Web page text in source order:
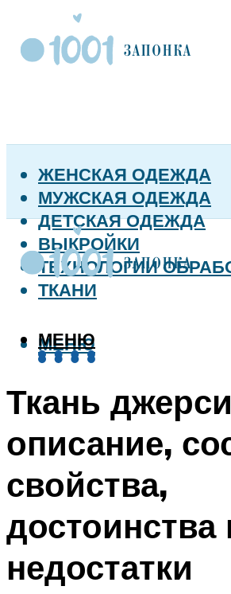
ЖЕНСКАЯ ОДЕЖДА
МУЖСКАЯ ОДЕЖДА
ДЕТСКАЯ ОДЕЖДА
ВЫКРОЙКИ
ТЕХНОЛОГИИ
ТКАНИ
МЕНЮ
МЕНЮ
Ткань
описание,
свойства,
достоинства
недостатки